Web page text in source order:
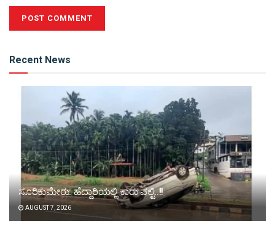
Recent News
ಸೂರಿಕುಮೇರು: ಹೆದ್ದಾರಿಯಲ್ಲಿ ಕಾರು ಪಲ್ಟಿ..!!
AUGUST 7, 2026